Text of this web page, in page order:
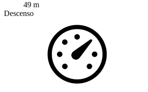
49 m
Descenso